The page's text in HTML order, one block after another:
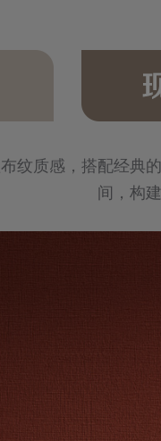
纹质感，搭配经典
间，构